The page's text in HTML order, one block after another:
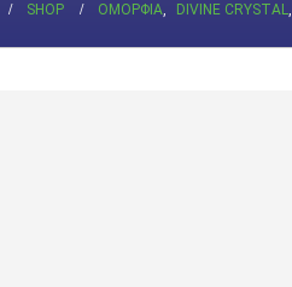
SHOP ΟΜΟΡΦΙΆ, DIVINE CRYSTAL,